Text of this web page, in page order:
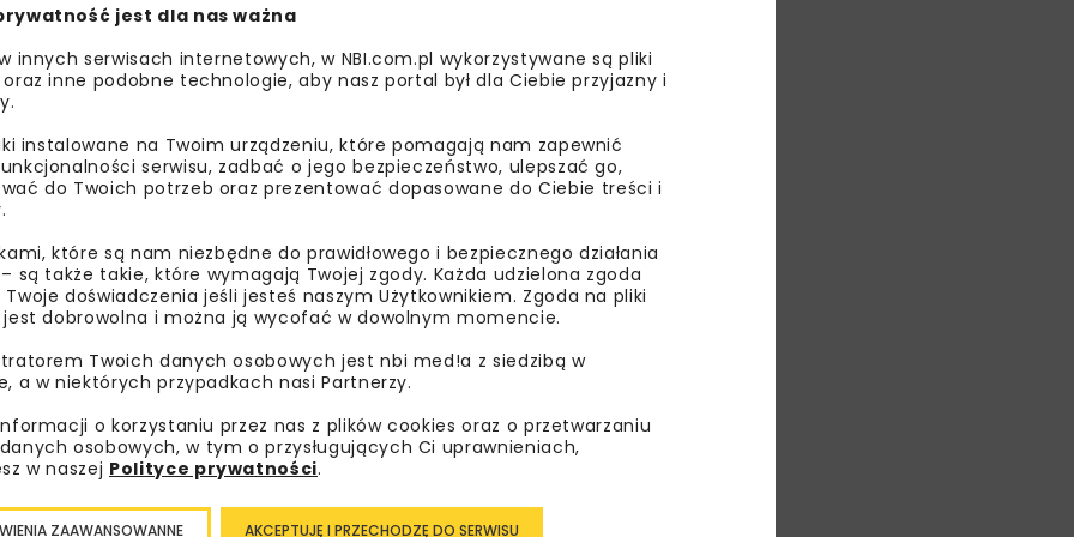
30 stycznia 2026 r. Budżet programu mikroretencja wynosi 173 mln zł,
Infrastrukturę, Klimat, Środowisko (FEnIKS) 2021–2027.
mikroretencji
retencjonowania oraz wykorzystania wód opadowych
gruncie oraz systemy dystrybucji wody.
jest dla nas ważna
innych serwisach internetowych, w NBI.com.pl wykorzystywane są pliki
inne podobne technologie, aby nasz portal był dla Ciebie przyjazny i
instalowane na Twoim urządzeniu, które pomagają nam zapewnić
serwisu, zadbać o jego bezpieczeństwo, ulepszać go,
do Twoich potrzeb oraz prezentować dopasowane do Ciebie treści i
które są nam niezbędne do prawidłowego i bezpiecznego działania
są także takie, które wymagają Twojej zgody. Każda udzielona zgoda
doświadczenia jeśli jesteś naszym Użytkownikiem. Zgoda na pliki
dobrowolna i można ją wycofać w dowolnym momencie.
Twoich danych osobowych jest nbi med!a z siedzibą w
a w niektórych przypadkach nasi Partnerzy.
o korzystaniu przez nas z plików cookies oraz o przetwarzaniu
osobowych, w tym o przysługujących Ci uprawnieniach,
w naszej Polityce prywatności.
AKCEPTUJĘ I PRZECHODZĘ DO SERWISU
ZAAWANSOWANNE